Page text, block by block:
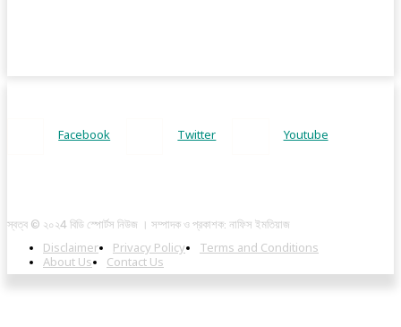
Facebook Twitter Youtube
স্বত্ব © ২০২4 বিডি স্পোর্টস নিউজ । সম্পাদক ও প্রকাশক: নাফিস ইমতিয়াজ
Disclaimer Privacy Policy
Terms and Conditions
About Us
Contact Us